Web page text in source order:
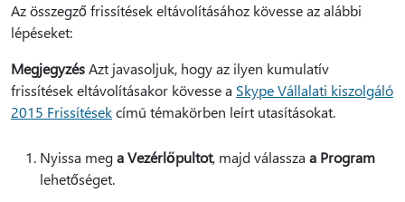
Az összegző frissítések eltávolításához kövesse az alábbi
lépéseket:
MegjegyzésAzt javasoljuk, hogy az ilyen kumulatív
frissítések eltávolításakor kövesse a Skype Vállalati kiszolgáló
2015 Frissítésekcímű témakörben leírt utasításokat.
Nyissa mega Vezérlőpultot, majd válassza a Program
lehetőséget.